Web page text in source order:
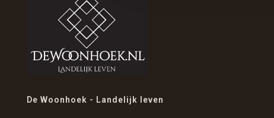
De Woonhoek - Landelijk leven